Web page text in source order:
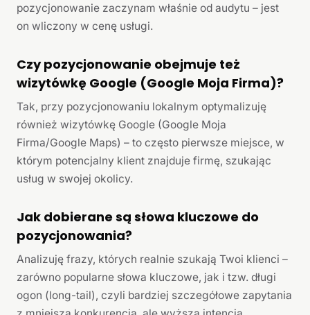
pozycjonowanie zaczynam właśnie od audytu – jest
on wliczony w cenę usługi.
Czy pozycjonowanie obejmuje też
wizytówkę Google (Google Moja Firma)?
Tak, przy pozycjonowaniu lokalnym optymalizuję
również wizytówkę Google (Google Moja
Firma/Google Maps) – to często pierwsze miejsce, w
którym potencjalny klient znajduje firmę, szukając
usług w swojej okolicy.
Jak dobierane są słowa kluczowe do
pozycjonowania?
Analizuję frazy, których realnie szukają Twoi klienci –
zarówno popularne słowa kluczowe, jak i tzw. długi
ogon (long-tail), czyli bardziej szczegółowe zapytania